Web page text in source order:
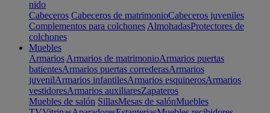
nido
Cabeceros Cabeceros de matrimonioCabeceros juveniles
Complementos para colchones AlmohadasProtectores de
colchones
Muebles
Armarios Armarios de matrimonioArmarios puertas
batientesArmarios puertas correderasArmarios
juvenilArmarios infantilesArmarios esquinerosArmarios
vestidoresArmarios auxiliaresZapateros
Muebles de salón SillasMesas de salónMuebles